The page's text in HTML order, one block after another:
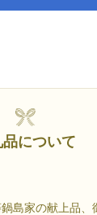
について
島家の献上品、